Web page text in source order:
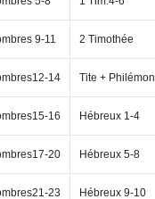
9-11 2 Timothée
14 Tite + Philémon
16 Hébreux 1-4
20 Hébreux 5-8
23 Hébreux 9-10